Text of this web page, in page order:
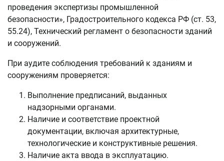
проведения экспертизы промышленной
безопасности», Градостроительного кодекса РФ (ст. 53,
55.24), Технический регламент о безопасности зданий
и сооружений.
При аудите соблюдения требований к зданиям и
сооружениям проверяется:
Выполнение предписаний, выданных
надзорными органами.
Наличие и соответствие проектной
документации, включая архитектурные,
технологические и конструктивные решения.
Наличие акта ввода в эксплуатацию.